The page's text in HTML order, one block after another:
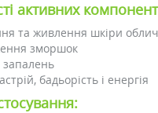
активних
та живлення шкіри
зморшок
запалень
бадьорість і енергія